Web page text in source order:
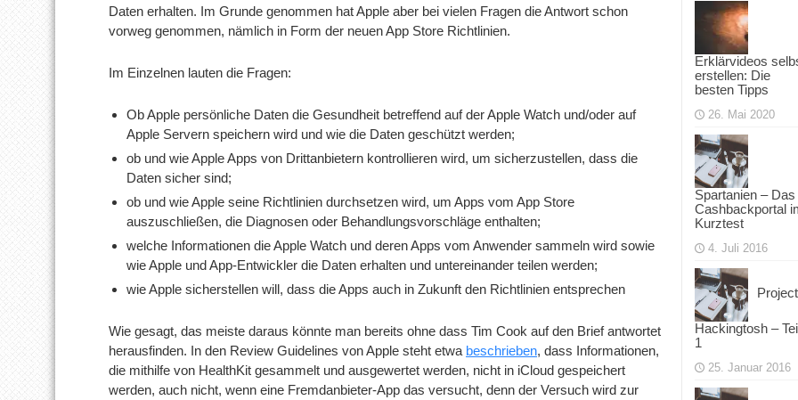
Daten erhalten. Im Grunde genommen hat Apple aber bei vielen Fragen die Antwort schon
vorweg genommen, nämlich in Form der neuen App Store Richtlinien.
Im Einzelnen lauten die Fragen:
Ob Apple persönliche Daten die Gesundheit betreffend auf der Apple Watch und/oder auf
Apple Servern speichern wird und wie die Daten geschützt werden;
ob und wie Apple Apps von Drittanbietern kontrollieren wird, um sicherzustellen, dass die
Daten sicher sind;
ob und wie Apple seine Richtlinien durchsetzen wird, um Apps vom App Store
auszuschließen, die Diagnosen oder Behandlungsvorschläge enthalten;
welche Informationen die Apple Watch und deren Apps vom Anwender sammeln wird sowie
wie Apple und App-Entwickler die Daten erhalten und untereinander teilen werden;
wie Apple sicherstellen will, dass die Apps auch in Zukunft den Richtlinien entsprechen
Wie gesagt, das meiste daraus könnte man bereits ohne dass Tim Cook auf den Brief antwortet
herausfinden. In den Review Guidelines von Apple steht etwa beschrieben, dass Informationen,
die mithilfe von HealthKit gesammelt und ausgewertet werden, nicht in iCloud gespeichert
werden, auch nicht, wenn eine Fremdanbieter-App das versucht, denn der Versuch wird zur
Erklärvideos
erstellen: Die
besten Tipps
26. Mai 2020
Spartanien – Das
Cashbackportal
Kurztest
4. Juli 2016
Project
Hackingtosh –
1
25. Januar 2016